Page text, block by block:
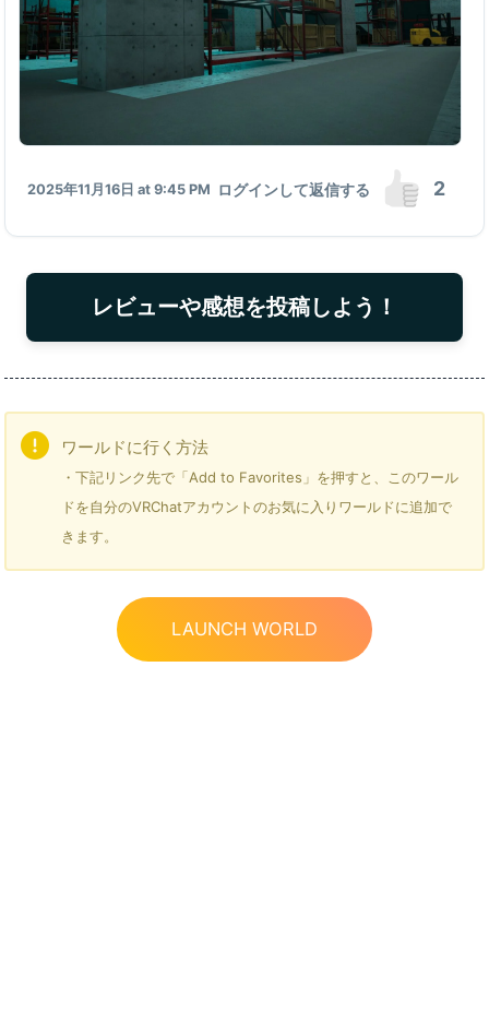
2025年11月16日 at 9:45 PM ログインして返信する 2
レビューや感想を投稿しよう！
ワールドに行く方法
・下記リンク先で「Add to Favorites」を押すと、このワール
ドを自分のVRChatアカウントのお気に入りワールドに追加で
きます。
LAUNCH WORLD